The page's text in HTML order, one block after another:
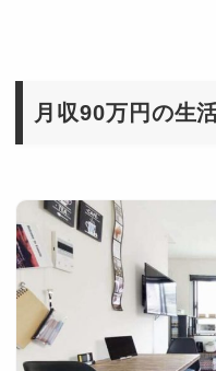
月収90万円の生